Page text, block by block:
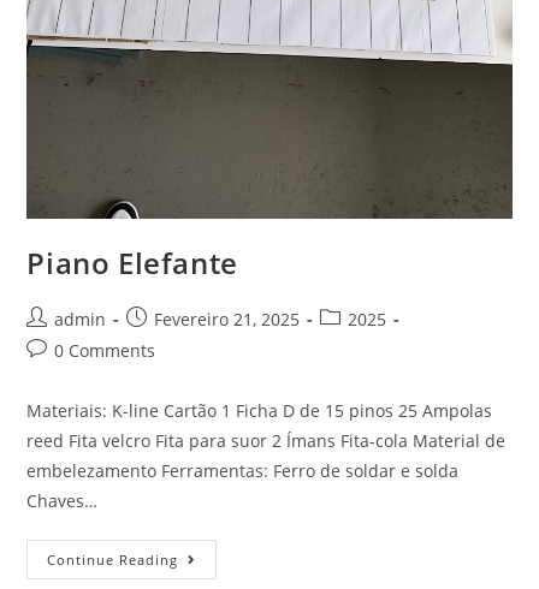
Piano Elefante
Post
author:
admin
Post
published:
Fevereiro 21, 2025
Post2025
Post0 Comments
Materiais: K-line Cartão 1 Ficha D de 15 pinos 25 Ampolas
reed Fita velcro Fita para suor 2 Ímans Fita-cola Material de
embelezamento Ferramentas: Ferro de soldar e solda
Chaves…
Continue Reading Piano
Elefante